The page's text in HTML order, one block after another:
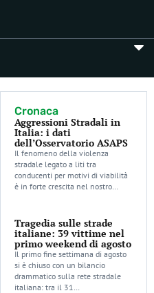
Cronaca
Aggressioni Stradali in
Italia: i dati
dell’Osservatorio ASAPS
Il fenomeno della violenza
stradale legato a liti tra
conducenti per motivi di viabilità
è in forte crescita nel nostro…
Tragedia sulle strade
italiane: 39 vittime nel
primo weekend di agosto
Il primo fine settimana di agosto
si è chiuso con un bilancio
drammatico sulla rete stradale
italiana: tra il 31…